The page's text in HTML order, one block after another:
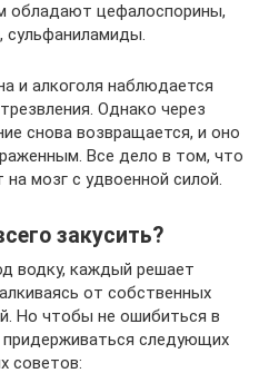
обладают цефалоспорины,
сульфаниламиды.
и алкоголя наблюдается
Однако через
снова возвращается, и оно
Все дело в том, что
на мозг с удвоенной силой.
закусить?
водку, каждый решает
от собственных
Но чтобы не ошибиться в
следующих
советов: